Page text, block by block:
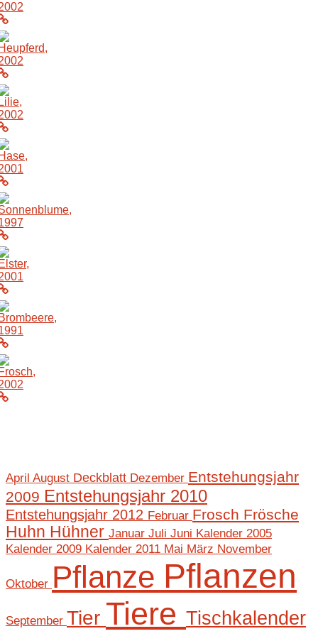
April August Deckblatt Dezember Entstehungsjahr
2009 Entstehungsjahr 2010
Entstehungsjahr 2012 Februar Frosch Frösche
Huhn Hühner Januar Juli Juni Kalender 2005
Kalender 2009 Kalender 2011 Mai März November
Oktober Pflanze Pflanzen
September Tier Tiere Tischkalender